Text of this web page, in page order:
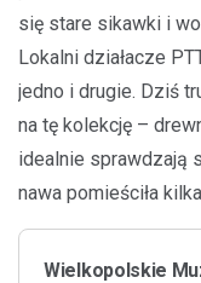
się stare sikawki i
Lokalni działacze
jedno i drugie. Dziś
na tę kolekcję –
idealnie sprawdzają
nawa pomieściła
Wielkopolskie